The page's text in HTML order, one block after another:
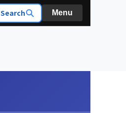
Search Menu